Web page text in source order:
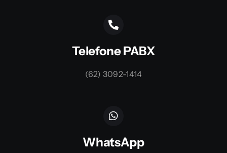
Telefone PABX
(62) 3092-1414
WhatsApp